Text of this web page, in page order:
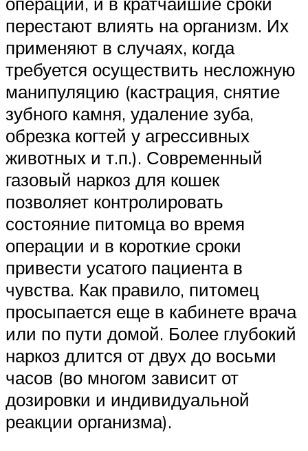
перестают влиять на организм. Их
применяют в случаях, когда
требуется осуществить несложную
манипуляцию (кастрация, снятие
зубного камня, удаление зуба,
обрезка когтей у агрессивных
животных и т.п.). Современный
газовый наркоз для кошек
позволяет контролировать
состояние питомца во время
операции и в короткие сроки
привести усатого пациента в
чувства. Как правило, питомец
просыпается еще в кабинете врача
или по пути домой. Более глубокий
наркоз длится от двух до восьми
часов (во многом зависит от
дозировки и индивидуальной
реакции организма).